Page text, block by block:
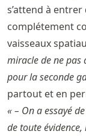
s’attend à
complétement
vaisseaux
miracle de ne pas
pour la seconde
partout et en
« – On a essayé
de toute évidence,